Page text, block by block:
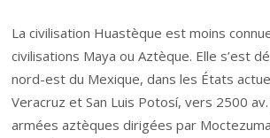
La civilisation Huastèque est moins
civilisations Maya ou Aztèque. Elle s’est
nord-est du Mexique, dans les États
Veracruz et San Luis Potosí, vers 2500 av.
armées aztèques dirigées par